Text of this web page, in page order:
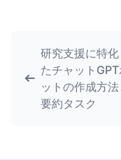
研究支援に特化
たチャットGPT
ットの作成方法
要約タスク